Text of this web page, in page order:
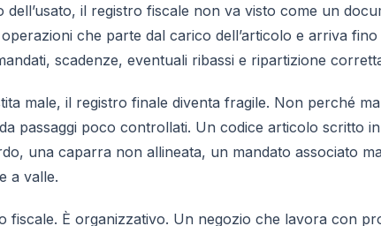
il registro fiscale non va visto come un
che parte dal carico dell’articolo e arriva fino
scadenze, eventuali ribassi e ripartizione
male, il registro finale diventa fragile. Non perché
passaggi poco controllati. Un codice articolo scritto
una caparra non allineata, un mandato associato
a valle.
fiscale. È organizzativo. Un negozio che lavora con